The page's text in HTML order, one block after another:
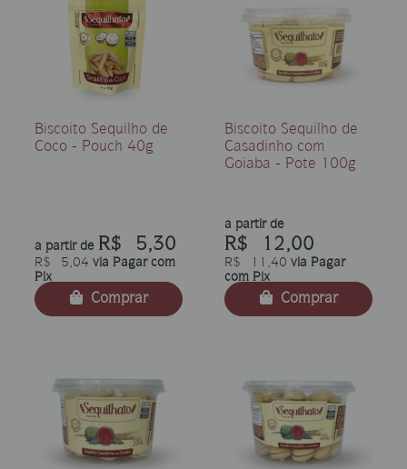
Biscoito Sequilho de
Coco - Pouch 40g
a partir de R$ 5,30
R$ 5,04 via Pagar com
Pix
Comprar
Biscoito Sequilho de
Casadinho com
Goiaba - Pote 100g
a partir de
R$ 12,00
R$ 11,40 via Pagar
com Pix
Comprar